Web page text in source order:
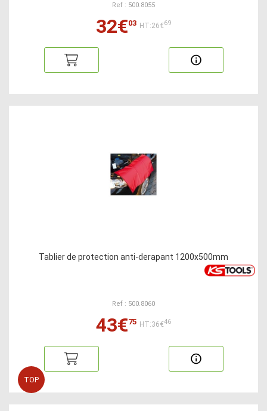
Ref : 500.8055
32€03 HT:26€69
Tablier de protection anti-derapant 1200x500mm
Ref : 500.8060
43€75 HT:36€46
TOP